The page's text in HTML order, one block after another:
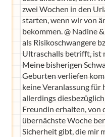
zwei Wochen in den
starten, wenn wir von
bekommen. @ Nadine
als Risikoschwangere
Ultraschalls betrifft, ist
Meine bisherigen
Geburten verliefen
keine Veranlassung für
allerdings
Freundin erhalten, von
übernächste Woche
Sicherheit gibt, die mir